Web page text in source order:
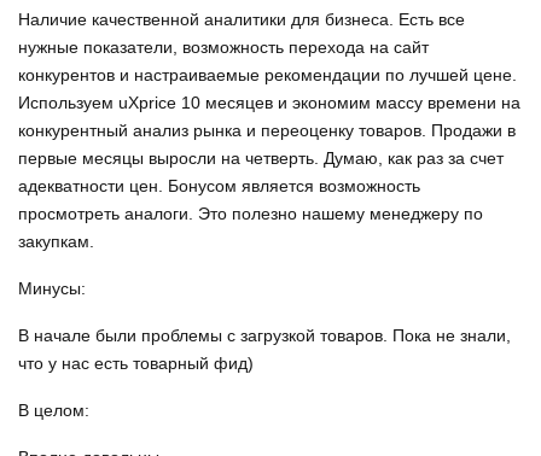
Наличие качественной аналитики для бизнеса. Есть все
нужные показатели, возможность перехода на сайт
конкурентов и настраиваемые рекомендации по лучшей цене.
Используем uXprice 10 месяцев и экономим массу времени на
конкурентный анализ рынка и переоценку товаров. Продажи в
первые месяцы выросли на четверть. Думаю, как раз за счет
адекватности цен. Бонусом является возможность
просмотреть аналоги. Это полезно нашему менеджеру по
закупкам.
Минусы:
В начале были проблемы с загрузкой товаров. Пока не знали,
что у нас есть товарный фид)
В целом: